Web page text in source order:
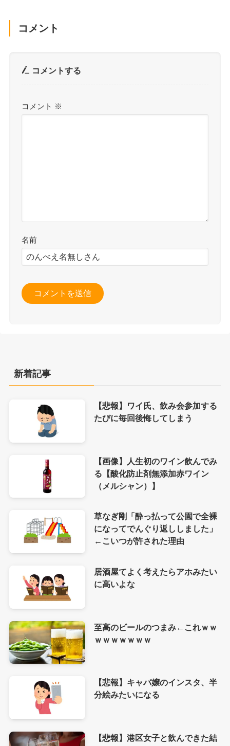
コメント
コメントする
コメント ※
名前
新着記事
【悲報】ワイ氏、飲み会参加する
たびに毎回後悔してしまう
【画像】人生初のワイン飲んでみ
る【酸化防止剤無添加赤ワイン
（メルシャン）】
草なぎ剛「酔っ払って公園で全裸
になってでんぐり返ししました」
←こいつが許された理由
居酒屋てよく考えたらアホみたい
に高いよな
至高のビールのつまみ←これｗｗ
ｗｗｗｗｗｗｗ
【悲報】キャバ嬢のインスタ、半
分絵みたいになる
【悲報】港区女子と飲んできた結